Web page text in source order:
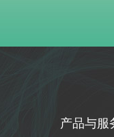
产品与服